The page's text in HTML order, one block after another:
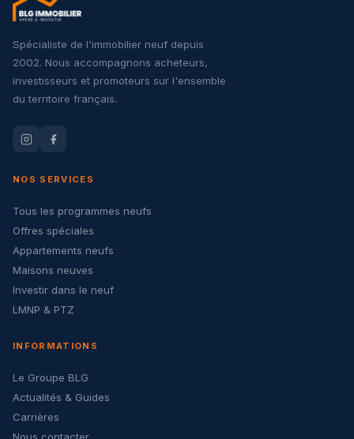
Spécialiste de l'immobilier neuf depuis
2002. Nous accompagnons acheteurs,
investisseurs et promoteurs sur l'ensemble
du territoire français.
NOS SERVICES
Tous les programmes neufs
Offres spéciales
Appartements neufs
Maisons neuves
Investir dans le neuf
LMNP & PTZ
INFORMATIONS
Le Groupe BLG
Actualités & Guides
Carrières